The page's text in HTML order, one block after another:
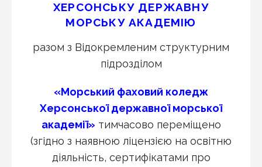
ХЕРСОНСЬКУ ДЕРЖАВНУ
МОРСЬКУАКАДЕМІЮ
разом з Відокремленим структурним
підрозділом
«Морський фаховий коледж
Херсонської державної морської
академії» тимчасово переміщено
(згідно з наявною ліцензією на освітню
діяльність, сертифікатами про